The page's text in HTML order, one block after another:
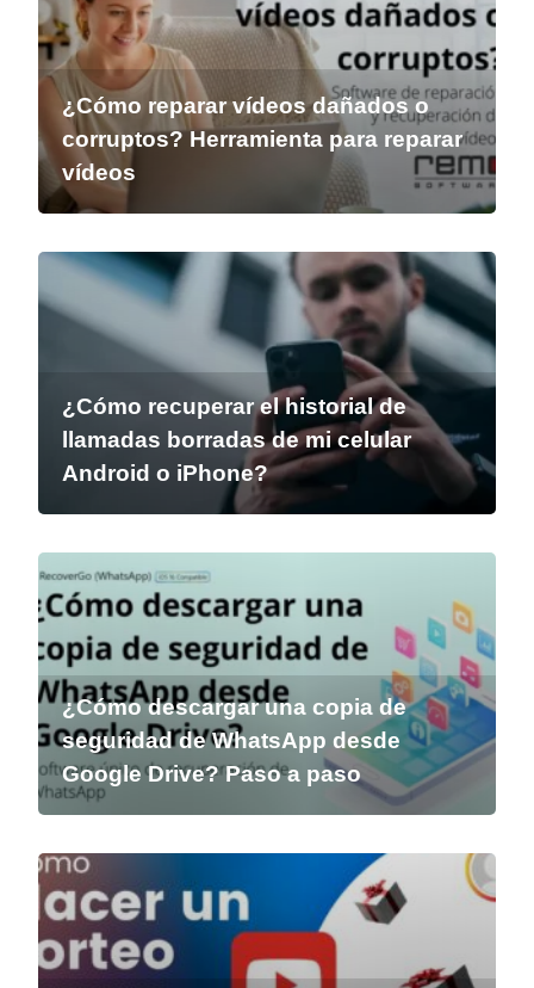
¿Cómo reparar vídeos dañados o
corruptos? Herramienta para reparar
vídeos
¿Cómo recuperar el historial de
llamadas borradas de mi celular
Android o iPhone?
¿Cómo descargar una copia de
seguridad de WhatsApp desde
Google Drive? Paso a paso